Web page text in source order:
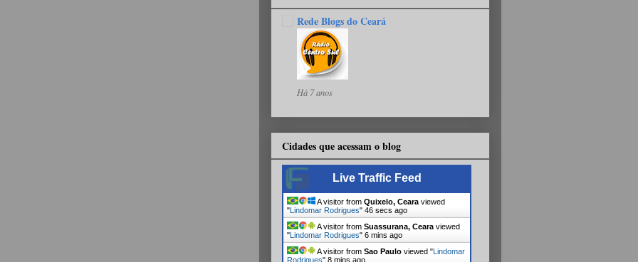
Rede Blogs do Ceará
Há 7 anos
Cidades que acessam o blog
Live Traffic Feed
A visitor from Quixelo, Ceara viewed
" Lindomar Rodrigues" 47 secs ago
A visitor from Suassurana, Ceara viewed
" Lindomar Rodrigues" 7 mins ago
A visitor from Sao Paulo viewed " Lindomar
Rodrigues" 8 mins ago